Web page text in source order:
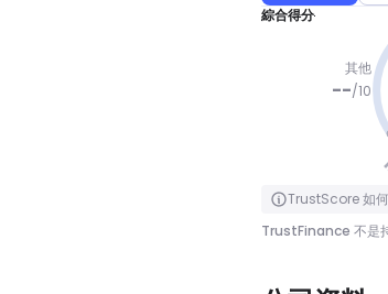
綜合得分
其他
--/10
點
TrustScore 如
TrustFinance 不是